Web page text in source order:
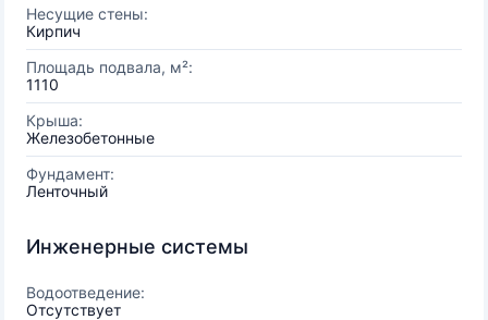
Несущие стены:
Кирпич
Площадь подвала, м²:
1110
Крыша:
Железобетонные
Фундамент:
Ленточный
Инженерные системы
Водоотведение:
Отсутствует